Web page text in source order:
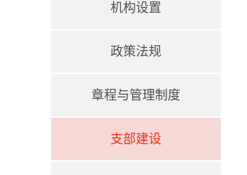
机构设置
政策法规
章程与管理制度
支部建设